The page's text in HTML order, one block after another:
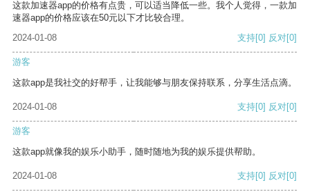
这款加速器app的价格有点贵，可以适当降低一些。我个人觉得，一款加
速器app的价格应该在50元以下才比较合理。
2024-01-08
支持[0] 反对[0]
游客
这款app是我社交的好帮手，让我能够与朋友保持联系，分享生活点滴。
2024-01-08 支持[0] 反对[0]
游客
这款app就像我的娱乐小助手，随时随地为我的娱乐提供帮助。
2024-01-08 支持[0] 反对[0]